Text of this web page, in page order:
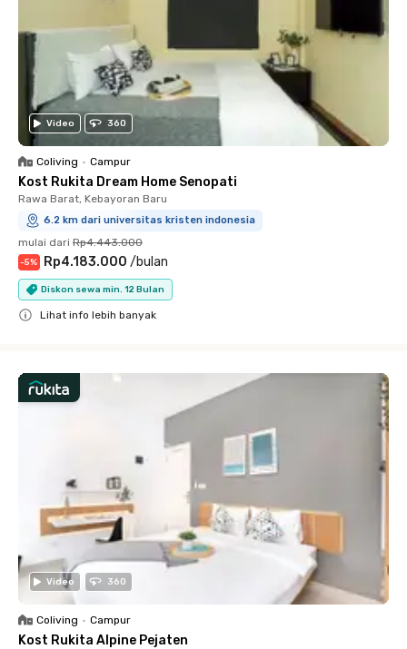
Video 360
Coliving • Campur
Kost Rukita Dream Home Senopati
Rawa Barat, Kebayoran Baru
6.2 km dari universitas kristen indonesia
mulai dari Rp4.443.000
-5% Rp4.183.000 /bulan
Diskon sewa min. 12 Bulan
Lihat info lebih banyak
Video 360
Coliving • Campur
Kost Rukita Alpine Pejaten